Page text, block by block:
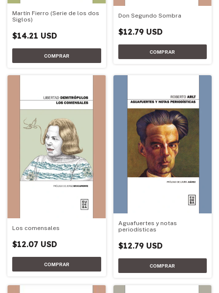
Martín Fierro (Serie de los dos
Siglos)
$14.21 USD
Don Segundo Sombra
$12.79 USD
Los comensales
$12.07 USD
Aguafuertes y notas
periodísticas
$12.79 USD